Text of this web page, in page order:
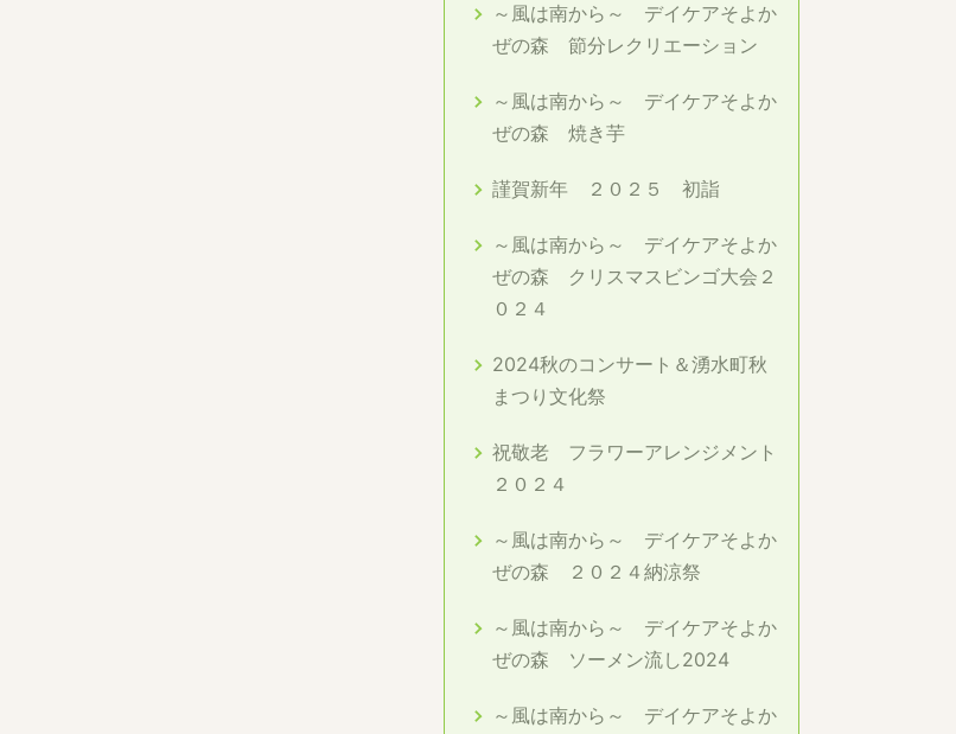
～風は南から～ デイケアそよか
ぜの森 節分レクリエーション
～風は南から～ デイケアそよか
ぜの森 焼き芋
謹賀新年 ２０２５ 初詣
～風は南から～ デイケアそよか
ぜの森 クリスマスビンゴ大会２
０２４
2024秋のコンサート＆湧水町秋
まつり文化祭
祝敬老 フラワーアレンジメント
２０２４
～風は南から～ デイケアそよか
ぜの森 ２０２４納涼祭
～風は南から～ デイケアそよか
ぜの森 ソーメン流し2024
～風は南から～ デイケアそよか